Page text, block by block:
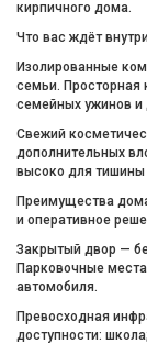
кирпичного дома.
Что вас ждёт
Изолированные
семьи. Просторная
семейных ужинов и
Свежий
дополнительных
высоко для тишины
Преимущества
и оперативное
Закрытый двор —
Парковочные
автомобиля.
Превосходная
доступности: